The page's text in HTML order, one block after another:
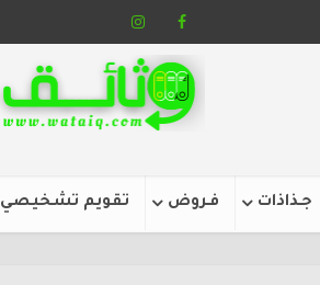
جـذاذات فـروض تقويم تشخيصي